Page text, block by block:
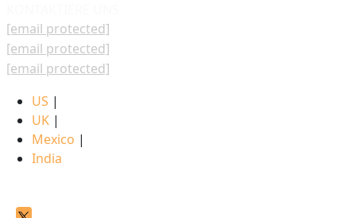
[email protected]
[email protected]
[email protected]
US |
UK |
Mexico |
India